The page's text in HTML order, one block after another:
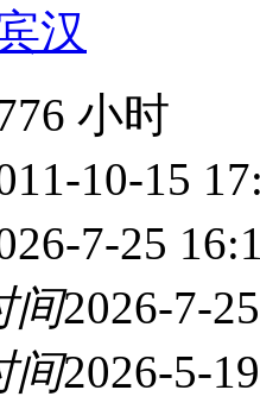
汉
小时
10-15
7-25
间2026-7-
间2026-5-